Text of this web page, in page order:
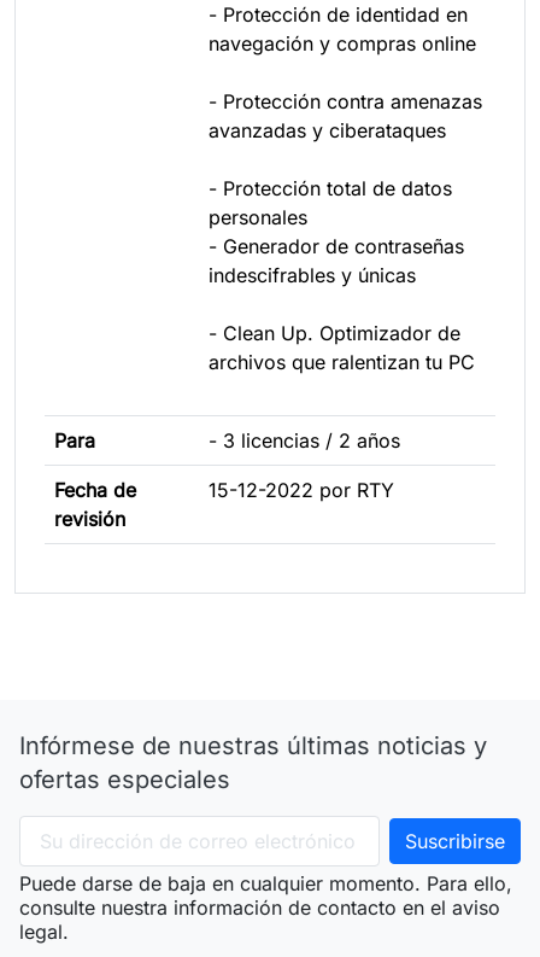
- Protección de identidad en
navegación y compras online
- Protección contra amenazas
avanzadas y ciberataques
- Protección total de datos
personales
- Generador de contraseñas
indescifrables y únicas
- Clean Up. Optimizador de
archivos que ralentizan tu PC
Para - 3 licencias / 2 años
Fecha de
revisión
15-12-2022 por RTY
Infórmese de nuestras últimas noticias y
ofertas especiales
Puede darse de baja en cualquier momento. Para ello,
consulte nuestra información de contacto en el aviso
legal.